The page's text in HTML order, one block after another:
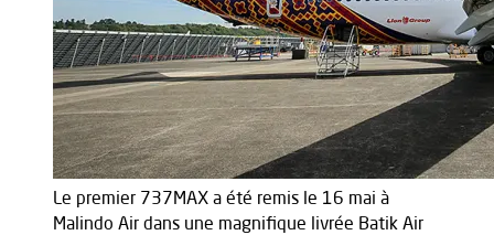
Le premier 737MAX a été remis le 16 mai à
Malindo Air dans une magnifique livrée Batik Air